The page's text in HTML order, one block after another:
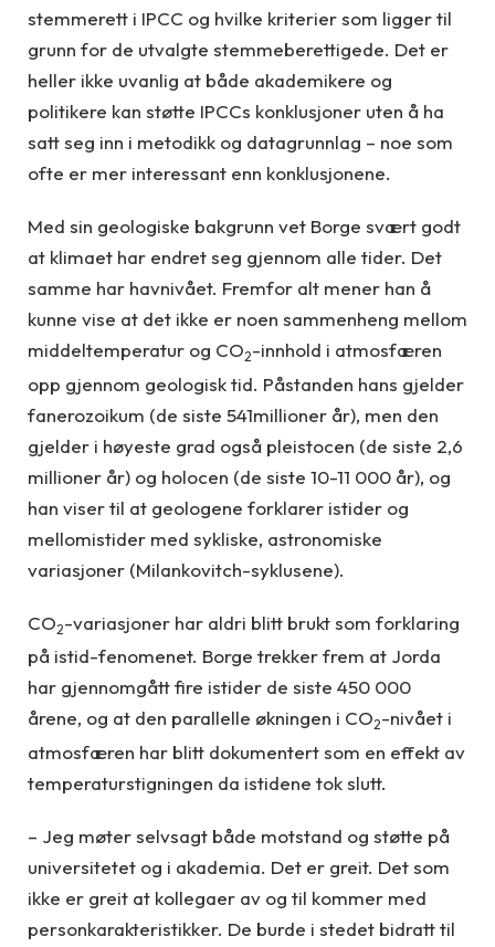
stemmerett i IPCC og hvilke kriterier som ligger til
grunn for de utvalgte stemmeberettigede. Det er
heller ikke uvanlig at både akademikere og
politikere kan støtte IPCCs konklusjoner uten å ha
satt seg inn i metodikk og datagrunnlag – noe som
ofte er mer interessant enn konklusjonene.
Med sin geologiske bakgrunn vet Borge svært godt
at klimaet har endret seg gjennom alle tider. Det
samme har havnivået. Fremfor alt mener han å
kunne vise at det ikke er noen sammenheng mellom
middeltemperatur og CO2-innhold i atmosfæren
opp gjennom geologisk tid. Påstanden hans gjelder
fanerozoikum (de siste 541millioner år), men den
gjelder i høyeste grad også pleistocen (de siste 2,6
millioner år) og holocen (de siste 10-11 000 år), og
han viser til at geologene forklarer istider og
mellomistider med sykliske, astronomiske
variasjoner (Milankovitch-syklusene).
CO2-variasjoner har aldri blitt brukt som forklaring
på istid-fenomenet. Borge trekker frem at Jorda
har gjennomgått fire istider de siste 450 000
årene, og at den parallelle økningen i CO2-nivået i
atmosfæren har blitt dokumentert som en effekt av
temperaturstigningen da istidene tok slutt.
– Jeg møter selvsagt både motstand og støtte på
universitetet og i akademia. Det er greit. Det som
ikke er greit at kollegaer av og til kommer med
personkarakteristikker. De burde i stedet bidratt til